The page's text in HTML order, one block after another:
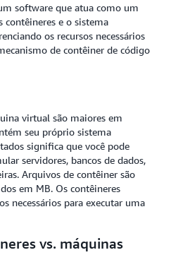
software que atua como um
e o sistema
os recursos necessários
de contêiner de código
virtual são maiores em
seu próprio sistema
significa que você pode
servidores, bancos de dados,
Arquivos de contêiner são
em MB. Os contêineres
necessários para executar uma
vs. máquinas